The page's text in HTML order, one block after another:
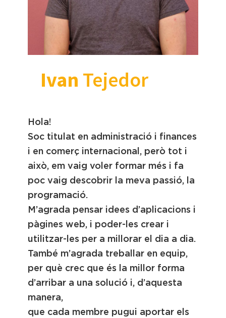
Ivan Tejedor
Hola!
Soc titulat en administració i finances
i en comerç internacional, però tot i
això, em vaig voler formar més i fa
poc vaig descobrir la meva passió, la
programació.
M’agrada pensar idees d’aplicacions i
pàgines web, i poder-les crear i
utilitzar-les per a millorar el dia a dia.
També m’agrada treballar en equip,
per què crec que és la millor forma
d’arribar a una solució i, d’aquesta
manera,
que cada membre pugui aportar els